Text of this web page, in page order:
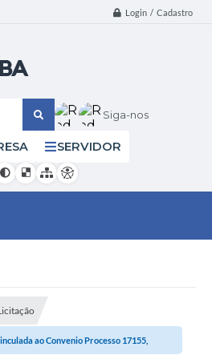
Login / Cadastro
Siga-nos
SERVIDOR
ao Convenio Processo 17155,